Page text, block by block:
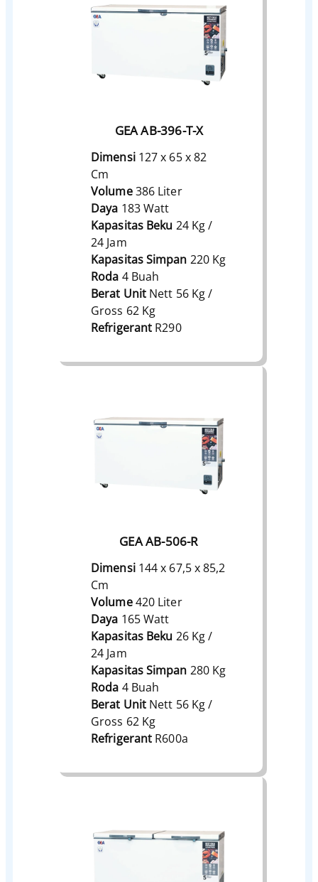
GEA AB-396-T-X
Dimensi 127 x 65 x 82
Cm
Volume386 Liter
Daya 183 Watt
Kapasitas Beku 24 Kg /
24 Jam
Kapasitas Simpan 220 Kg
Roda 4 Buah
Berat Unit Nett 56 Kg /
Gross 62 Kg
Refrigerant R290
GEA AB-506-R
Dimensi 144 x 67,5 x 85,2
Cm
Volume420 Liter
Daya 165 Watt
Kapasitas Beku 26 Kg /
24 Jam
Kapasitas Simpan 280 Kg
Roda 4 Buah
Berat Unit Nett 56 Kg /
Gross 62 Kg
Refrigerant R600a